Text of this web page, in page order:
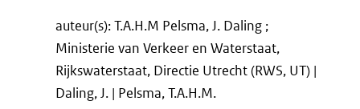
auteur(s): T.A.H.M Pelsma, J. Daling ;
Ministerie van Verkeer en Waterstaat,
Rijkswaterstaat, Directie Utrecht (RWS, UT) |
Daling, J. | Pelsma, T.A.H.M.